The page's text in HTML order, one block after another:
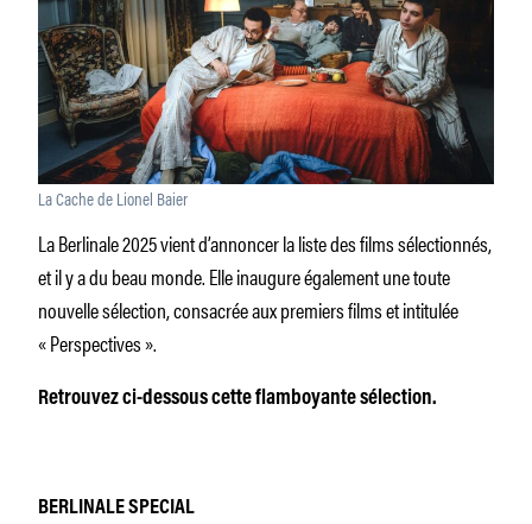
La Cache de Lionel Baier
La Berlinale 2025 vient d’annoncer la liste des films sélectionnés,
et il y a du beau monde. Elle inaugure également une toute
nouvelle sélection, consacrée aux premiers films et intitulée
« Perspectives ».
Retrouvez ci-dessous cette flamboyante sélection.
BERLINALE SPECIAL